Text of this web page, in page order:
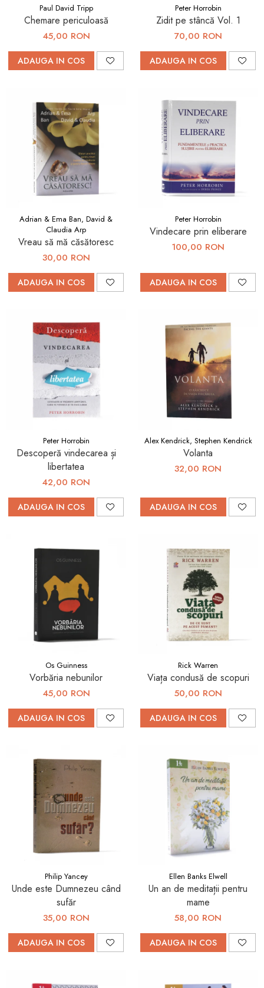
Paul David Tripp
Chemare periculoasă
45,00 RON
ADAUGA IN COS
Peter Horrobin
Zidit pe stâncă Vol. 1
70,00 RON
ADAUGA IN COS
Adrian & Ema Ban, David &
Claudia Arp
Vreau să mă căsătoresc
30,00 RON
ADAUGA IN COS
Peter Horrobin
Vindecare prin eliberare
100,00 RON
ADAUGA IN COS
Peter Horrobin
Descoperă vindecarea și
libertatea
42,00 RON
ADAUGA IN COS
Alex Kendrick, Stephen Kendrick
Volanta
32,00 RON
ADAUGA IN COS
Os Guinness
Vorbăria nebunilor
45,00 RON
ADAUGA IN COS
Rick Warren
Viața condusă de scopuri
50,00 RON
ADAUGA IN COS
Philip Yancey
Unde este Dumnezeu când
sufăr
35,00 RON
ADAUGA IN COS
Ellen Banks Elwell
Un an de meditații pentru
mame
58,00 RON
ADAUGA IN COS